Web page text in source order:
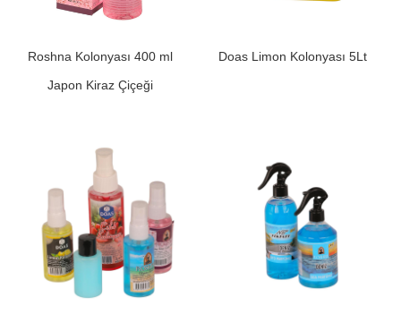
Roshna Kolonyası 400 ml
Japon Kiraz Çiçeği
Doas Limon Kolonyası 5Lt